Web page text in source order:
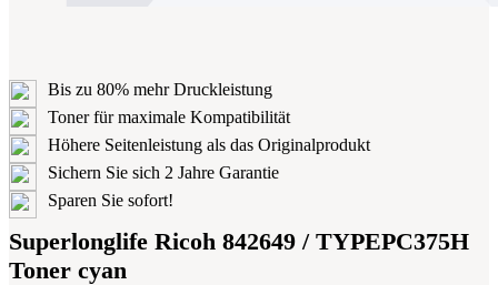
Bis zu 80% mehr Druckleistung
Toner für maximale Kompatibilität
Höhere Seitenleistung als das Originalprodukt
Sichern Sie sich 2 Jahre Garantie
Sparen Sie sofort!
Superlonglife Ricoh 842649 / TYPEPC375H
Toner cyan